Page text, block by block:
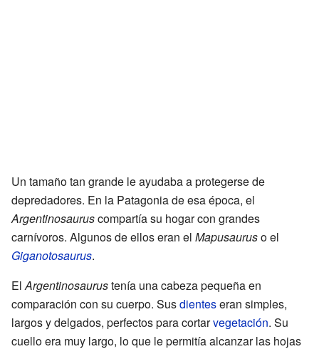
Un tamaño tan grande le ayudaba a protegerse de
depredadores. En la Patagonia de esa época, el
Argentinosauruscompartía su hogar con grandes
carnívoros. Algunos de ellos eran el Mapusauruso el
Giganotosaurus.
ElArgentinosaurustenía una cabeza pequeña en
comparación con su cuerpo. Susdienteseran simples,
largos y delgados, perfectos para cortarvegetación. Su
cuello era muy largo, lo que le permitía alcanzar las hojas